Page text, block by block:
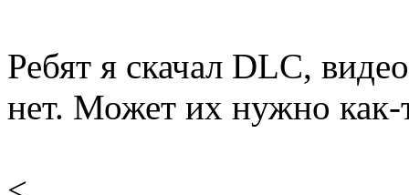
Ребят я скачал DLC,
нет. Может их нужно как-